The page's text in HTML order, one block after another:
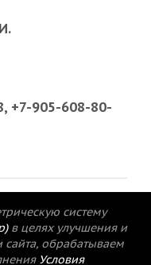
+7-905-608-80-
систему
в целях улучшения и
сайта, обрабатываем
Условия